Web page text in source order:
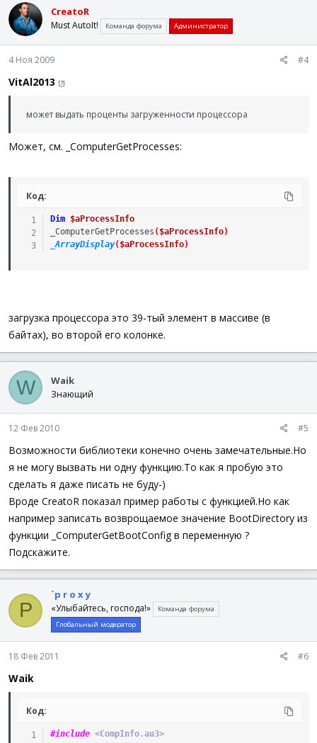
CreatoR
Must AutoIt! Команда форума Администратор
4 Ноя 2009 #4
VitAl2013 [?]
может выдать проценты загруженности процессора
Может, см. _ComputerGetProcesses:
Код:
Dim
$aProcessInfo
_ComputerGetProcesses ( $aProcessInfo)
_ArrayDisplay( $aProcessInfo)
загрузка процессора это 39-тый элемент в массиве (в
байтах), во второй его колонке.
W Waik
Знающий
12 Фев 2010 #5
Возможности библиотеки конечно очень замечательные.Но
я не могу вызвать ни одну функцию.То как я пробую это
сделать я даже писать не буду-)
Вроде CreatoR показал пример работы с функцией.Но как
например записать возврощаемое значение BootDirectory из
функции _ComputerGetBootConfig в переменную ?
Подскажите.
P
`p r o x y
«Улыбайтесь, господа!»
Команда форума
Глобальный модератор
18 Фев 2011 #6
Waik
Код:
#include <CompInfo.au3>